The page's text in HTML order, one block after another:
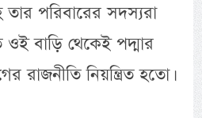
পরিবারের সদস্যরা
বাড়ি থেকেই পদ্মার
রাজনীতি নিয়ন্ত্রিত হতো।